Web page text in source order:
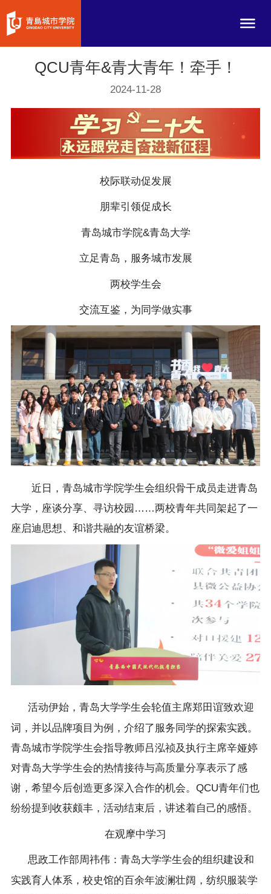
QCU青年&青大青年！牵手！
2024-11-28
校际联动促发展
朋辈引领促成长
青岛城市学院&青岛大学
立足青岛，服务城市发展
两校学生会
交流互鉴，为同学做实事
近日，青岛城市学院学生会组织骨干成员走进青岛
大学，座谈分享、寻访校园……两校青年共同架起了一
座启迪思想、和谐共融的友谊桥梁。
活动伊始，青岛大学学生会轮值主席郑田谊致欢迎
词，并以品牌项目为例，介绍了服务同学的探索实践。
青岛城市学院学生会指导教师吕泓祯及执行主席辛娅婷
对青岛大学学生会的热情接待与高质量分享表示了感
谢，希望今后创造更多深入合作的机会。QCU青年们也
纷纷提到收获颇丰，活动结束后，讲述着自己的感悟。
在观摩中学习
思政工作部周祎伟：青岛大学学生会的组织建设和
实践育人体系，校史馆的百余年波澜壮阔，纺织服装学